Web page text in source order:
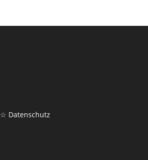
☆ Datenschutz